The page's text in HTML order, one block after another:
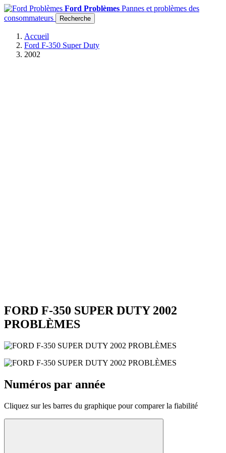
Ford Problèmes Pannes et problèmes des
consommateurs
Recherche
Accueil
Ford F-350 Super Duty
2002
FORD F-350 SUPER DUTY 2002
PROBLÈMES
Numéros par année
Cliquez sur les barres du graphique pour comparer la fiabilité